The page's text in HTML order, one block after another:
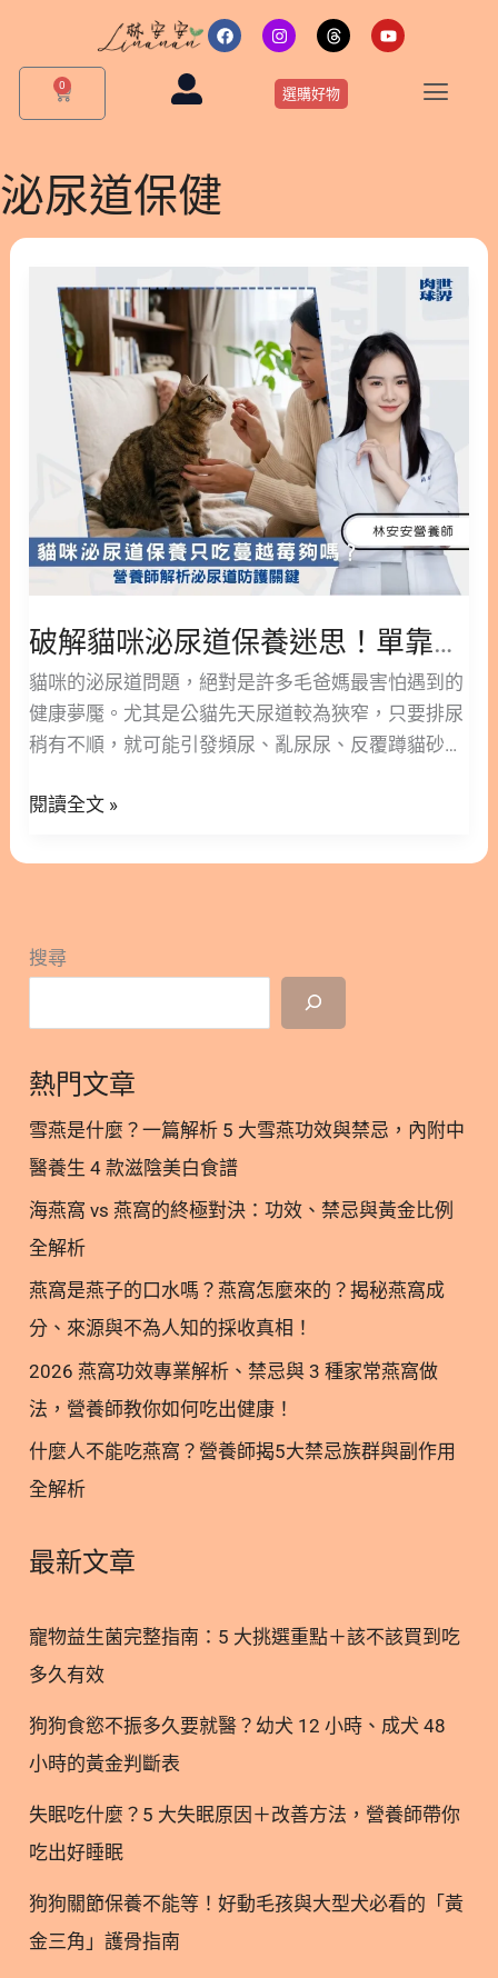
容
F
a
c
I
n
s
t
a
g
T
h
r
e
a
d
Y
o
u
0
購
物
籃
選購好物
泌尿道保健
破解貓咪泌尿道保養迷思！單靠蔓越莓不夠，防護網必備這4大關鍵營養
貓咪的泌尿道問題，絕對是許多毛爸媽最害怕遇到的
健康夢魘。尤其是公貓先天尿道較為狹窄，只要排尿
稍有不順，就可能引發頻尿、亂尿尿、反覆蹲貓砂
養」已成為近年貓咪保健市場中最熱門的類別之一。
莓」，但你知道嗎？不是有吃蔓越莓就能做好泌尿道
因、保健品的設計機制，以及為什麼單靠吃蔓越莓其
實並不夠。 版本閱讀>> 貓咪泌尿道保養只吃蔓越莓
夠嗎？營養師解析泌尿道防護關鍵 隱藏/顯示內容目
病 (LUTS)？ 二、破解迷思：貓咪下泌尿道疾病的 3
大真正成因 三、 「蔓越莓」的作用是什麼？為何天
要與蔓越莓搭配？ 五、 林安安營養師總結：泌尿道
保養已進入「整體管理」概念 六、泌尿道保養參考文
獻 一、 什麼是貓咪下泌尿道疾病 (LUTS)？ 貓咪下泌
通常是多種會引起下泌尿道症狀的疾病總稱。常見症
狀包含排尿困難、血尿、頻尿與尿急等。這類疾病通
常具有慢性復發的特性，且潛在原因多樣，臨床上較
難單一診斷。 延伸閱讀： 貓狗尿結石不是一天造成
迷思：貓咪下泌尿道疾病的 3 大真正成因 許多市售
的貓咪泌尿道保健品，是直接套用「人類泌尿道感染
尿道疾病的真正成因！我們來看看實際的數據分佈：
壓力、膀胱黏膜受損有關。 泌尿道結石 10-23% 以草
酸鈣和磷酸銨鎂（鳥糞石）為主，這類結石通常也屬
咪身上非常罕見，多發生於患有慢性腎病或糖尿病的
老年貓 由上表可知，佔比最高的貓自發性膀胱炎
(FIC) 並不是細菌感染。文獻特別指出，「膀胱炎」
用抗生素，或是一味地將保健重點放在對抗泌尿道感
染。 因此，現代的泌尿道保養除了傳統的「避免細菌
附著」外，更
迷
思！
單
靠
蔓
越
莓
不
防
這
大
鍵
營
養
閱讀全文 »
搜尋
熱門文章
雪燕是什麼？一篇解析 5 大雪燕功效與禁忌，內附中
醫養生 4 款滋陰美白食譜
海燕窩 vs 燕窩的終極對決：功效、禁忌與黃金比例
全解析
燕窩是燕子的口水嗎？燕窩怎麼來的？揭秘燕窩成
分、來源與不為人知的採收真相！
2026 燕窩功效專業解析、禁忌與 3 種家常燕窩做
法，營養師教你如何吃出健康！
什麼人不能吃燕窩？營養師揭5大禁忌族群與副作用
全解析
最新文章
寵物益生菌完整指南：5 大挑選重點＋該不該買到吃
多久有效
狗狗食慾不振多久要就醫？幼犬 12 小時、成犬 48
小時的黃金判斷表
失眠吃什麼？5 大失眠原因＋改善方法，營養師帶你
吃出好睡眠
狗狗關節保養不能等！好動毛孩與大型犬必看的「黃
金三角」護骨指南